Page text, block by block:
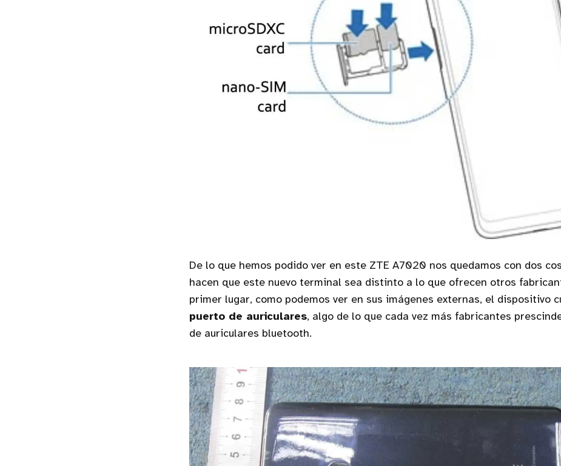
De lo que hemos podido ver en este ZTE A7020 nos quedamos con dos
hacen que este nuevo terminal sea distinto a lo que ofrecen otros
primer lugar, como podemos ver en sus imágenes externas, el dispositivo
puerto de auriculares, algo de lo que cada vez más fabricantes
de auriculares bluetooth.